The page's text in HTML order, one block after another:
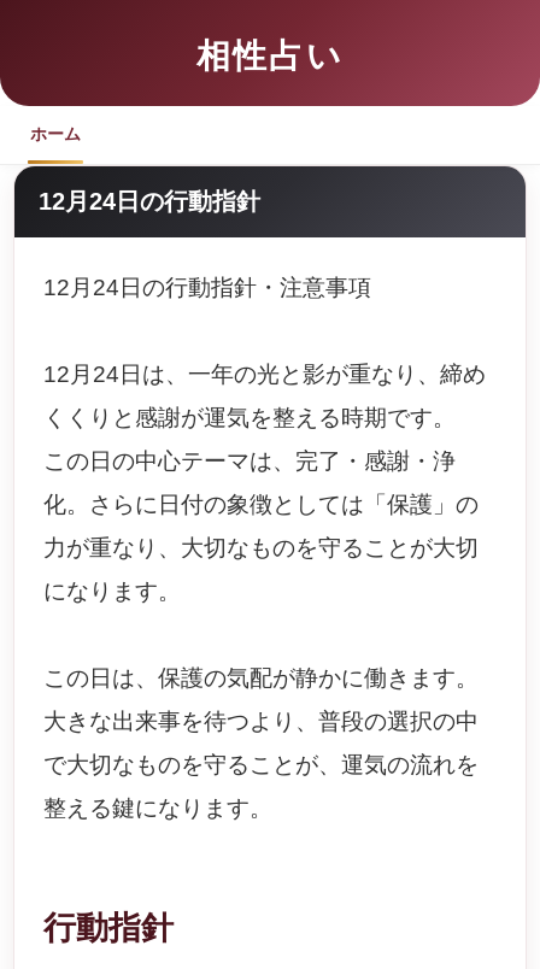
相性占い
ホーム
12月24日の行動指針
12月24日の行動指針・注意事項
12月24日は、一年の光と影が重なり、締め
くくりと感謝が運気を整える時期です。
この日の中心テーマは、完了・感謝・浄
化。さらに日付の象徴としては「保護」の
力が重なり、大切なものを守ることが大切
になります。
この日は、保護の気配が静かに働きます。
大きな出来事を待つより、普段の選択の中
で大切なものを守ることが、運気の流れを
整える鍵になります。
行動指針